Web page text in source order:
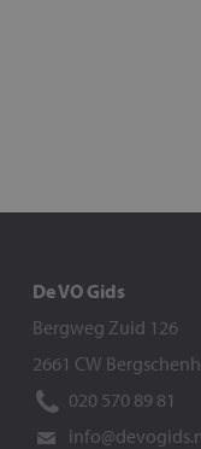
De VO Gids
Bergweg Zuid 126
2661 CW
020 570 89 81